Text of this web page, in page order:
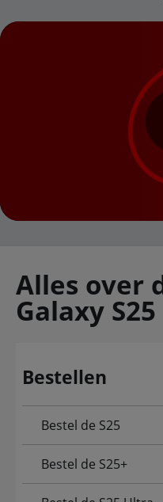
Alles over
Galaxy S25
Bestellen
Bestel de S25
Bestel de S25+